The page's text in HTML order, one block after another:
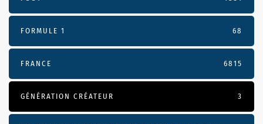
FORMULE 1 68
FRANCE 6815
GÉNÉRATION CRÉATEUR 3